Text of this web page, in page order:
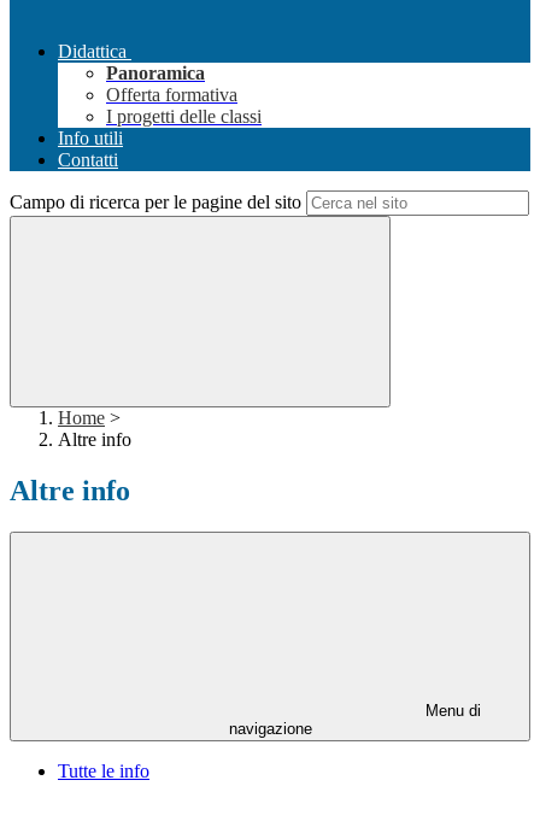
Didattica
Panoramica
Offerta formativa
I progetti delle classi
Info utili
Contatti
Campo di ricerca per le pagine del sito
Home >
Altre info
Altre info
Menu di
navigazione
Tutte le info